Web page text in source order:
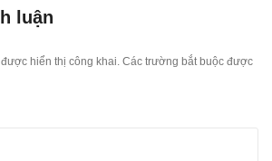
luận
hiển thị công khai. Các trường bắt buộc được